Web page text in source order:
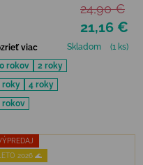
21,16 €
24,90 €
viac Skladom
(1 ks)
rokov
2 roky
roky
4 roky
rokov
2026 🌊